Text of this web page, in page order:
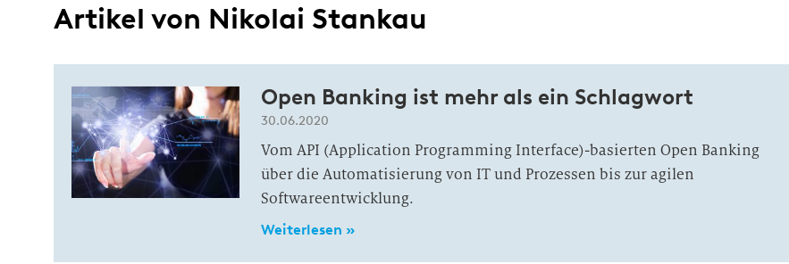
Artikel von Nikolai Stankau
Open Banking ist mehr als ein Schlagwort
30.06.2020
Vom API (Application Programming Interface)-basierten Open Banking
über die Automatisierung von IT und Prozessen bis zur agilen
Softwareentwicklung.
Weiterlesen »